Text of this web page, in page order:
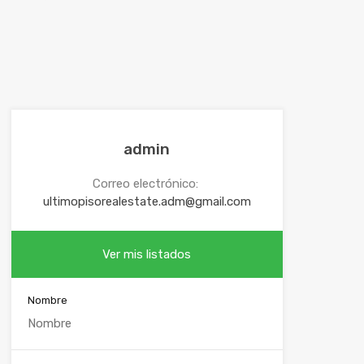
admin
Correo electrónico:
ultimopisorealestate.adm@gmail.com
Ver mis listados
Nombre